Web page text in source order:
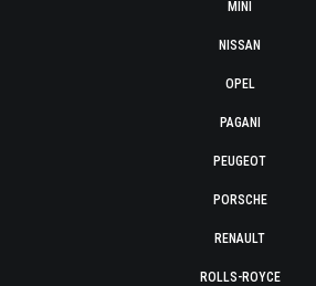
MINI
NISSAN
OPEL
PAGANI
PEUGEOT
PORSCHE
RENAULT
ROLLS-ROYCE